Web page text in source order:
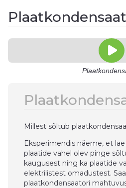
Millest sõltub
Eksperimendis näeme, et
plaatide vahel olev pinge
kaugusest ning ka plaatide
elektrilistest omadustest.
plaatkondensaatori